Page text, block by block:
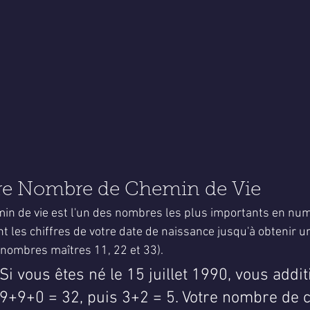
Nombre de Chemin de Vie
de vie est l'un des nombres les plus importants en
les chiffres de votre date de naissance jusqu'à obtenir
maîtres 11, 22 et 33).
vous êtes né le 15 juillet 1990, vous
= 32, puis 3+2 = 5. Votre nombre de